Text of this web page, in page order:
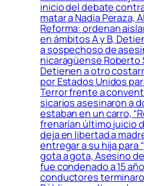
inicio del debate
matar a Nadia Peraza,
Reforma: ordenan
en ámbitos A y B,
a sospechoso de
nicaragüense Roberto
Detienen a otro
por Estados Unidos
Terror frente a
sicarios asesinaron a
estaban en un carro,
frenarían último juicio
deja en libertad a
entregar a su hija para
gota a gota, Asesino
fue condenado a 15
conductores